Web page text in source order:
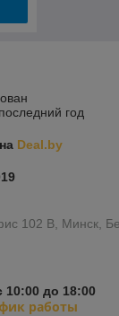
год
Deal.by
102 В, Минск,
10:00 до 18:00
работы